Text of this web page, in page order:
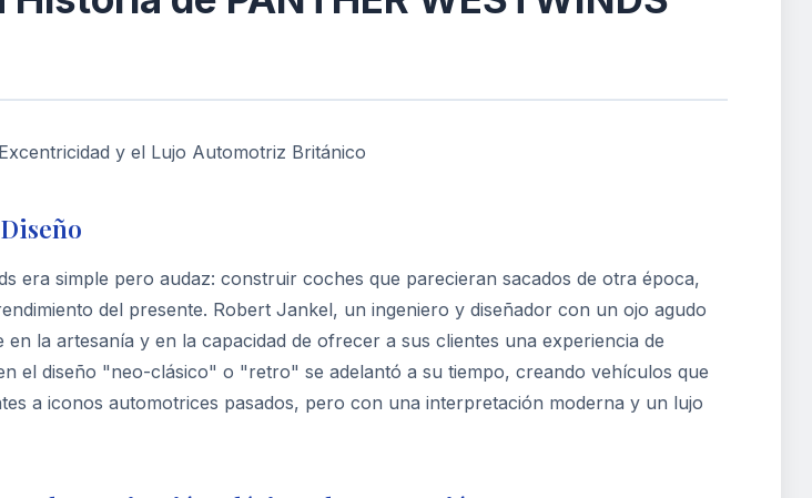
y el Lujo Automotriz Británico
era simple pero audaz: construir coches que parecieran sacados de otra época,
del presente. Robert Jankel, un ingeniero y diseñador con un ojo agudo
la artesanía y en la capacidad de ofrecer a sus clientes una experiencia de
el diseño "neo-clásico" o "retro" se adelantó a su tiempo, creando vehículos que
a iconos automotrices pasados, pero con una interpretación moderna y un lujo